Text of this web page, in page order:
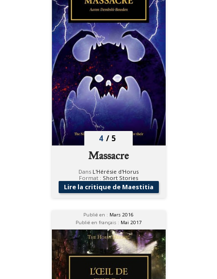
4 / 5
Massacre
Dans L'Hérésie d'Horus
Format : Short Stories
Lire la critique de Maestitia
Publié en : Mars 2016
Publié en français : Mai 2017